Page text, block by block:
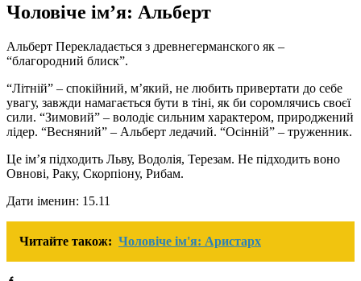
Чоловіче ім’я: Альберт
Альберт Перекладається з древнегерманского як –
“благородний блиск”.
“Літній” – спокійний, м’який, не любить привертати до себе
увагу, завжди намагається бути в тіні, як би соромлячись своєї
сили. “Зимовий” – володіє сильним характером, природжений
лідер. “Весняний” – Альберт ледачий. “Осінній” – труженник.
Це ім’я підходить Льву, Водолія, Терезам. Не підходить воно
Овнові, Раку, Скорпіону, Рибам.
Дати іменин: 15.11
Читайте також: Чоловіче ім'я: Аристарх